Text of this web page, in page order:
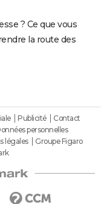
? Ce que vous
la route des
Publicité
Contact
personnelles
légales
Groupe Figaro